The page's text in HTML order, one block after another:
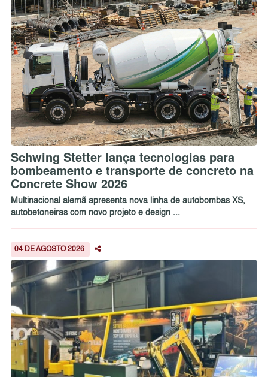
Schwing Stetter lança tecnologias para
bombeamento e transporte de concreto na
Concrete Show 2026
Multinacional alemã apresenta nova linha de autobombas XS,
autobetoneiras com novo projeto e design ...
04 DE AGOSTO 2026